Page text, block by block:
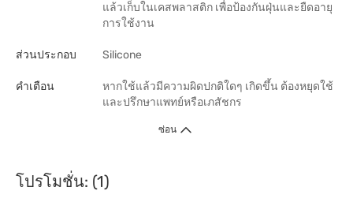
แล้วเก็บในเคสพลาสติก เพื่อป้องกันฝุ่นและยืดอายุ
การใช้งาน
ส่วนประกอบ Silicone
คำเตือน
หากใช้แล้วมีความผิดปกติใดๆ เกิดขึ้น ต้องหยุดใช้
และปรึกษาแพทย์หรือเภสัชกร
ซ่อน
โปรโมชั่น: (1)